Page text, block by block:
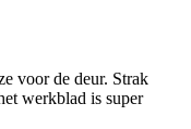
voor de deur. Strak
werkblad is super